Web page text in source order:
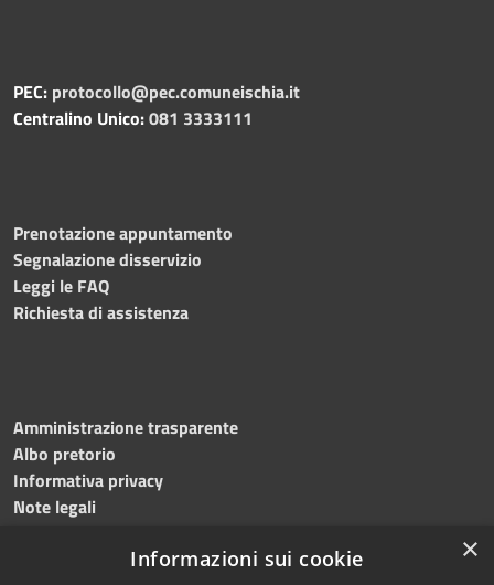
PEC: protocollo@pec.comuneischia.it
Centralino Unico:081 3333111
Prenotazione appuntamento
Segnalazione disservizio
Leggi le FAQ
Richiesta di assistenza
Amministrazione trasparente
Albo pretorio
Informativa privacy
Note legali
Obiettivi accessibilità 2026
×
Informazioni sui cookie